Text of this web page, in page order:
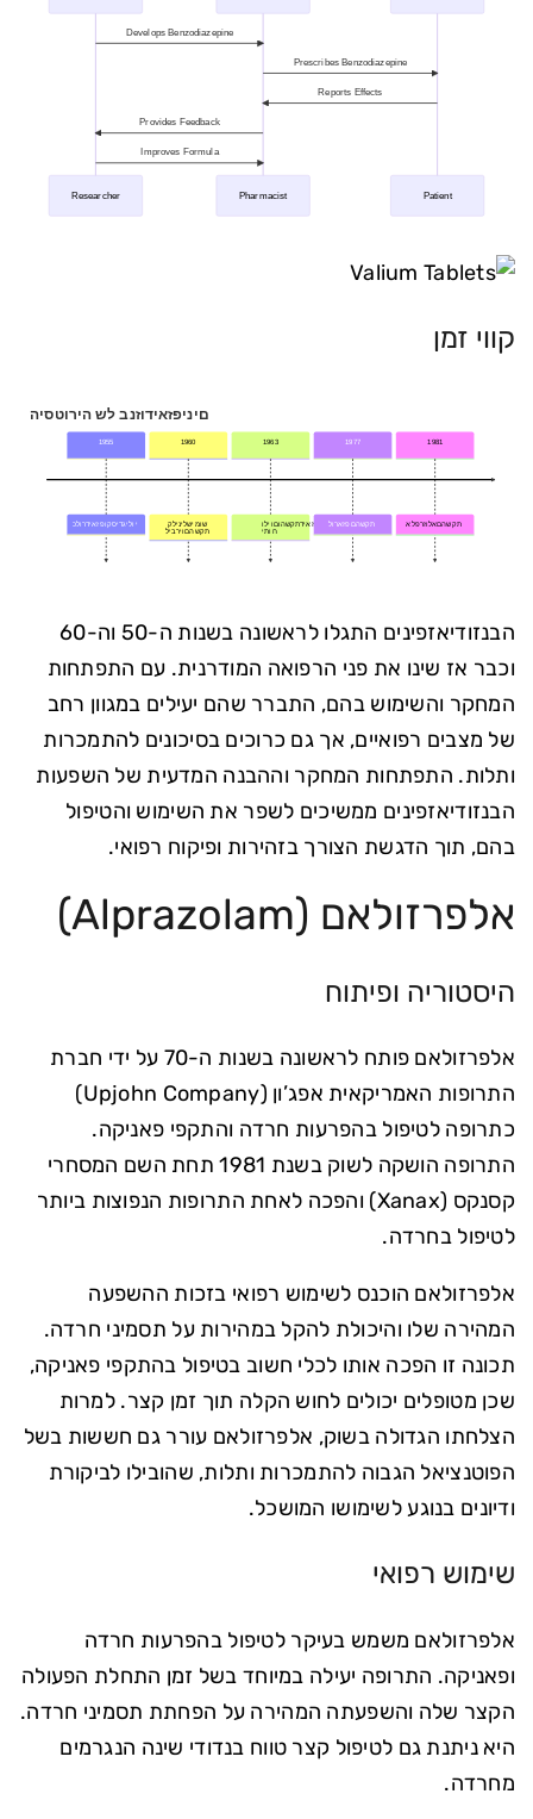
Develops Benzodiazepine
Prescribes Benzodiazepine
Reports Effects
Provides Feedback
Improves Formula
Researcher Pharmacist Patient
קווי זמן
1955
גילוי כלורדיאזפוקסיד
1960
השקת ליבריום
לשימוש קליני
1963
פיתוח דיאזפם והשקת
וליום
1977
השקת לוראזפם
1981
השקת אלפרזולאם
היסטוריה של בנזודיאזפינים
הבנזודיאזפינים התגלו לראשונה בשנות ה-50 וה-60
וכבר אז שינו את פני הרפואה המודרנית. עם התפתחות
המחקר והשימוש בהם, התברר שהם יעילים במגוון רחב
של מצבים רפואיים, אך גם כרוכים בסיכונים להתמכרות
ותלות. התפתחות המחקר וההבנה המדעית של השפעות
הבנזודיאזפינים ממשיכים לשפר את השימוש והטיפול
בהם, תוך הדגשת הצורך בזהירות ופיקוח רפואי.
אלפרזולאם (Alprazolam)
היסטוריה ופיתוח
אלפרזולאם פותח לראשונה בשנות ה-70 על ידי חברת
התרופות האמריקאית אפג’ון (Upjohn Company)
כתרופה לטיפול בהפרעות חרדה והתקפי פאניקה.
התרופה הושקה לשוק בשנת 1981 תחת השם המסחרי
קסנקס (Xanax) והפכה לאחת התרופות הנפוצות ביותר
לטיפול בחרדה.
אלפרזולאם הוכנס לשימוש רפואי בזכות ההשפעה
המהירה שלו והיכולת להקל במהירות על תסמיני חרדה.
תכונה זו הפכה אותו לכלי חשוב בטיפול בהתקפי פאניקה,
שכן מטופלים יכולים לחוש הקלה תוך זמן קצר. למרות
הצלחתו הגדולה בשוק, אלפרזולאם עורר גם חששות בשל
הפוטנציאל הגבוה להתמכרות ותלות, שהובילו לביקורת
ודיונים בנוגע לשימושו המושכל.
שימוש רפואי
אלפרזולאם משמש בעיקר לטיפול בהפרעות חרדה
ופאניקה. התרופה יעילה במיוחד בשל זמן התחלת הפעולה
הקצר שלה והשפעתה המהירה על הפחתת תסמיני חרדה.
היא ניתנת גם לטיפול קצר טווח בנדודי שינה הנגרמים
מחרדה.